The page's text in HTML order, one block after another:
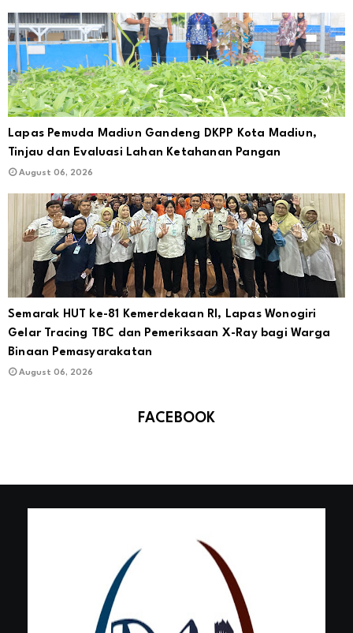
Lapas Pemuda Madiun Gandeng DKPP Kota Madiun,
Tinjau dan Evaluasi Lahan Ketahanan Pangan
August 06, 2026
Semarak HUT ke-81 Kemerdekaan RI, Lapas Wonogiri
Gelar Tracing TBC dan Pemeriksaan X-Ray bagi Warga
Binaan Pemasyarakatan
August 06, 2026
FACEBOOK